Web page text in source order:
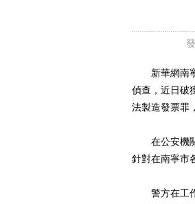
新華網南寧
偵查，近日破
法製造發票罪
在公安機關
針對在南寧市
警方在工作